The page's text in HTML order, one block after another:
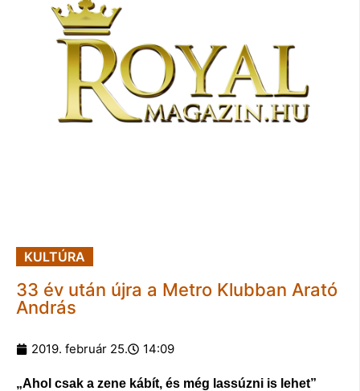
KULTÚRA
33 év után újra a Metro Klubban Arató
András
2019. február 25. 14:09
„Ahol csak a zene kábít, és még lassúzni is lehet”